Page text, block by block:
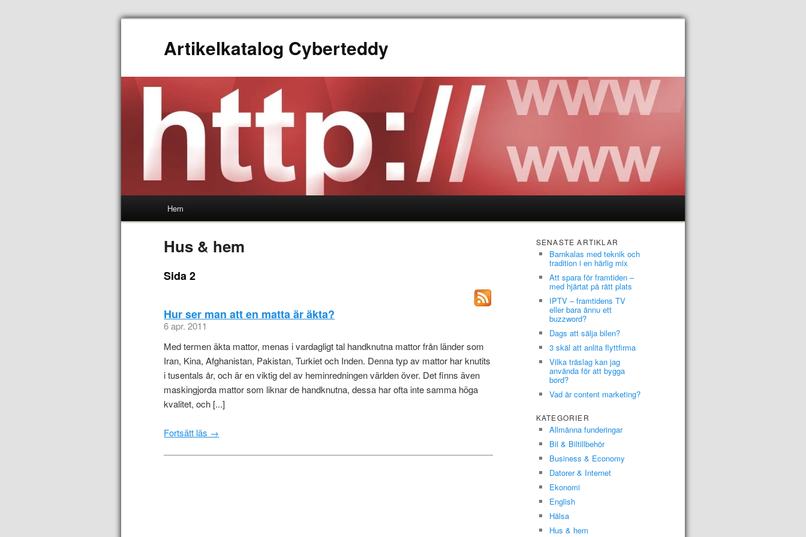
Artikelkatalog Cyberteddy
Hem
Hus & hem
Sida 2
Hur ser man att en matta är äkta?
6 apr. 2011
Med termen äkta mattor, menas i vardagligt tal handknutna mattor från länder som
Iran, Kina, Afghanistan, Pakistan, Turkiet och Inden. Denna typ av mattor har knutits
i tusentals år, och är en viktig del av heminredningen världen över. Det finns även
maskingjorda mattor som liknar de handknutna, dessa har ofta inte samma höga
kvalitet, och [...]
Fortsätt läs →
SENASTE ARTIKLAR
Barnkalas med teknik och
tradition i en härlig mix
Att spara för framtiden –
med hjärtat på rätt plats
IPTV – framtidens TV
eller bara ännu ett
buzzword?
Dags att sälja bilen?
3 skäl att anlita flyttfirma
Vilka träslag kan jag
använda för att bygga
bord?
Vad är content marketing?
KATEGORIER
Allmänna funderingar
Bil & Biltillbehör
Business & Economy
Datorer & Internet
Ekonomi
English
Hälsa
Hus & hem